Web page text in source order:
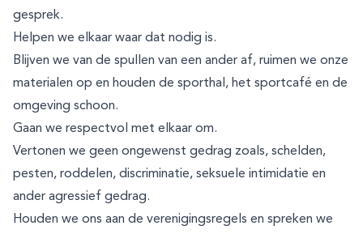
gesprek.
Helpen we elkaar waar dat nodig is.
Blijven we van de spullen van een ander af, ruimen we onze
materialen op en houden de sporthal, het sportcafé en de
omgeving schoon.
Gaan we respectvol met elkaar om.
Vertonen we geen ongewenst gedrag zoals, schelden,
pesten, roddelen, discriminatie, seksuele intimidatie en
ander agressief gedrag.
Houden we ons aan de verenigingsregels en spreken we